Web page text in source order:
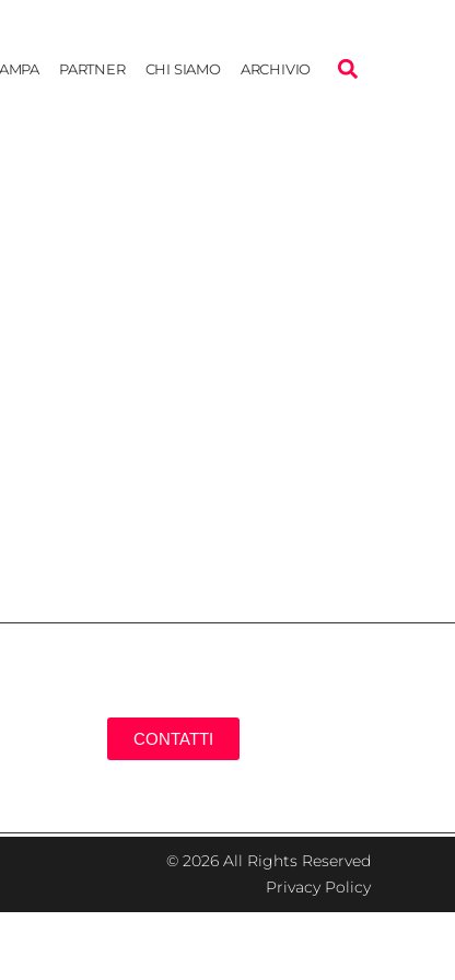
PARTNER CHI SIAMO ARCHIVIO
CONTATTI
© 2026 All Rights Reserved
Privacy Policy